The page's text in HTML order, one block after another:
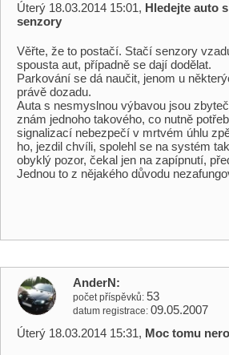
Úterý 18.03.2014 15:01, Hledejte auto
senzory
Věřte, že to postačí. Stačí senzory
spousta aut, případně se dají dodělat.
Parkování se dá naučit, jenom u
právě dozadu.
Auta s nesmyslnou výbavou jsou
znám jednoho takového, co nutně
signalizací nebezpečí v mrtvém úhlu
ho, jezdil chvíli, spolehl se na systém
obyklý pozor, čekal jen na zapípnutí,
Jednou to z nějakého důvodu
AnderN
počet příspěvků 53
datum registrace 09.05.2007
Úterý 18.03.2014 15:31, Moc tomu